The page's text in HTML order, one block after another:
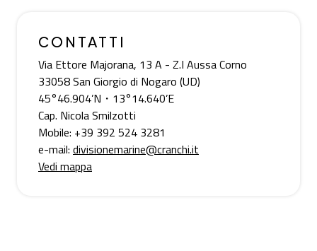
CONTATTI
Via Ettore Majorana, 13 A - Z.I Aussa Corno
33058 San Giorgio di Nogaro (UD)
45°46.904’N・13°14.640’E
Cap. Nicola Smilzotti
Mobile: +39 392 524 3281
e-mail: divisionemarine@cranchi.it
Vedi mappa